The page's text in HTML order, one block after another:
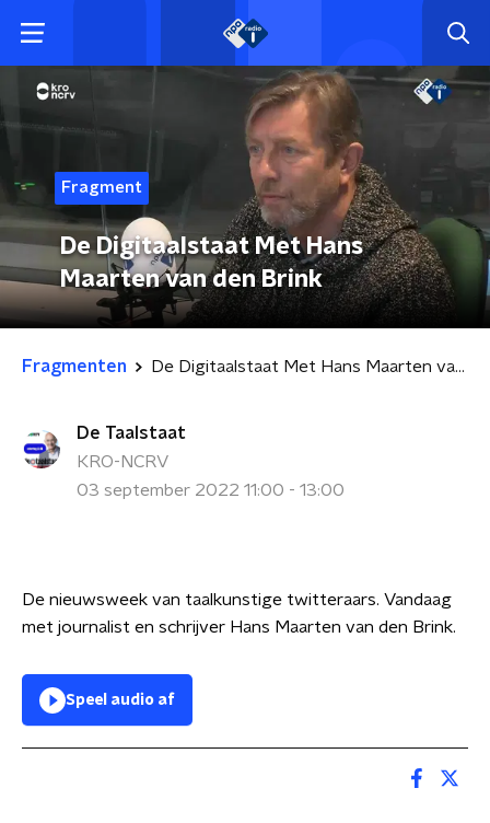
Fragment
De Digitaalstaat Met Hans
Maarten van den Brink
Fragmenten De Digitaalstaat Met Hans Maarten van den Brink
De Taalstaat
KRO-NCRV
03 september 2022 11:00 - 13:00
De nieuwsweek van taalkunstige twitteraars. Vandaag
met journalist en schrijver Hans Maarten van den Brink.
Speel audio af